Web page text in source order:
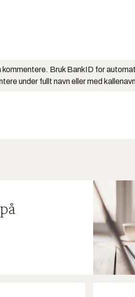
Bruk BankID for
under fullt navn eller med